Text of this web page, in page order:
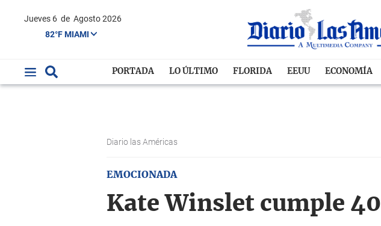
Jueves 6 de Agosto 2026
82°F MIAMI
PORTADA LO ÚLTIMO FLORIDA EEUU ECONOMÍA
Diario las Américas
EMOCIONADA
Kate Winslet cumple